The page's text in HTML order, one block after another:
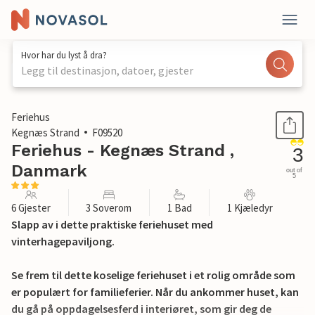
Hvor har du lyst å dra?
Legg til destinasjon, datoer, gjester
1 / 17
Feriehus
Kegnæs Strand
F09520
Feriehus - Kegnæs Strand ,
Danmark
3
out of
5
6 Gjester 3 Soverom 1 Bad 1 Kjæledyr
Slapp av i dette praktiske feriehuset med
vinterhagepaviljong.
Se frem til dette koselige feriehuset i et rolig område som
er populært for familieferier. Når du ankommer huset, kan
du gå på oppdagelsesferd i interiøret, som gir deg de